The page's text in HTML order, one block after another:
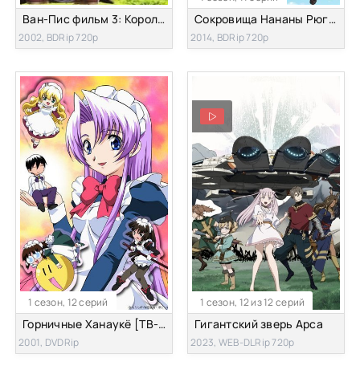
Ван-Пис фильм 3: Королевство Чоппера на Острове Необычных Животных
2002, BDRip 720p
Сокровища Нананы Рюгадзё
2014, BDRip 720p
1 сезон, 12 серий
Горничные Ханаукё [ТВ-1]
2001, DVDRip
1 сезон, 12 из 12 серий
Гигантский зверь Арса
2023, WEB-DLRip 720p